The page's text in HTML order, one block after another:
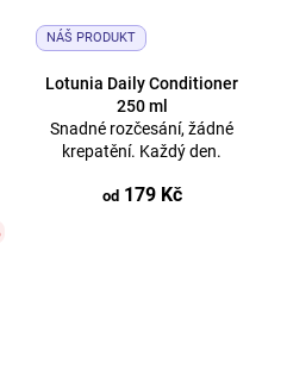
NÁŠ PRODUKT
Lotunia Daily Conditioner
250 ml
Snadné rozčesání, žádné
krepatění. Každý den.
od179 Kč